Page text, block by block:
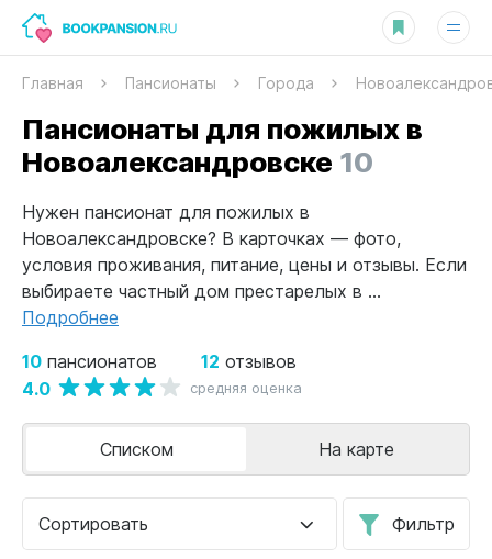
Главная Пансионаты Города
Пансионаты для пожилых в
Новоалександровске 10
Нужен пансионат для пожилых в
Новоалександровске? В карточках — фото,
условия проживания, питание, цены и отзывы. Если
выбираете частный дом престарелых в ...
Подробнее
10 пансионатов 12 отзывов
4.0 средняя оценка
Сортировать Фильтр
Списком На карте